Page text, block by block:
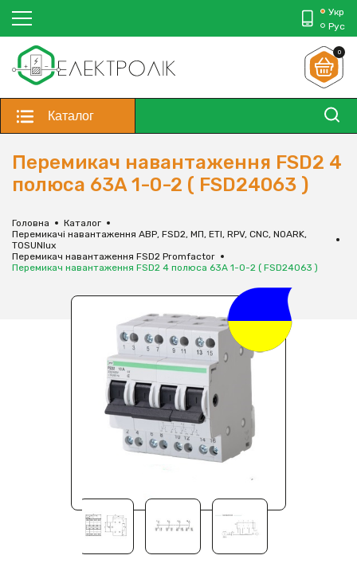
Укр
Рус
0
Каталог
Перемикач навантаження FSD2 4
полюса 63A 1-0-2 ( FSD24063 )
Головна
Каталог
Перемикачі навантаження АВР, FSD2, МП, ЕТІ, RPV, CNC, NOARK,
TOSUNlux
Перемикач навантаження FSD2 Promfactor
Перемикач навантаження FSD2 4 полюса 63A 1-0-2 ( FSD24063 )